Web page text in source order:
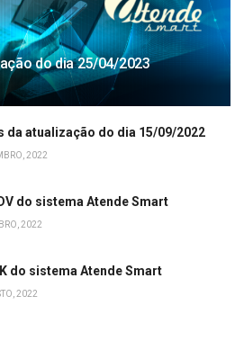
do dia 25/04/2023
da atualização do dia 15/09/2022
2022
do sistema Atende Smart
2022
do sistema Atende Smart
2022